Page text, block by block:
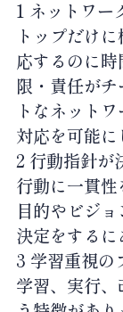
1 ネットワー
トップだけ
応するのに
限・責任が
トなネット
対応を可能に
2 行動指針が
行動に一貫
目的やビジ
決定をするに
3 学習重視の
学習、実行